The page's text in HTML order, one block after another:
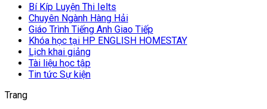
Bí Kíp Luyện Thi Ielts
Chuyên Ngành Hàng Hải
Giáo Trình Tiếng Anh Giao Tiếp
Khóa học tại HP ENGLISH HOMESTAY
Lịch khai giảng
Tài liệu học tập
Tin tức Sự kiện
Trang